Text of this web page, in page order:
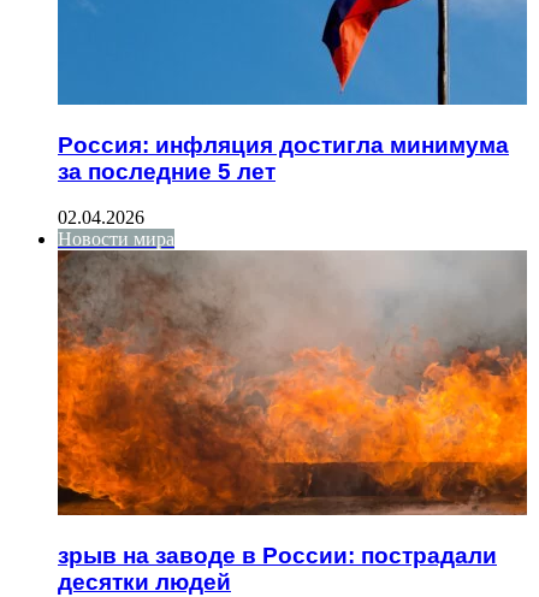
Россия: инфляция достигла минимума
за последние 5 лет
02.04.2026
Новости мира
зрыв на заводе в России: пострадали
десятки людей